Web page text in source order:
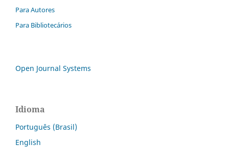
Para Autores
Para Bibliotecários
Open Journal Systems
Idioma
Português (Brasil)
English